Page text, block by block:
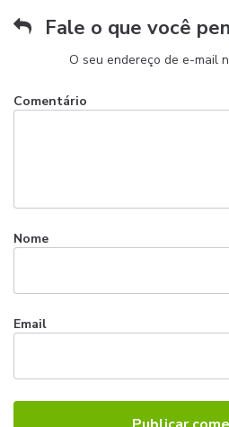
Fale o que você
O seu endereço de e-mail
Nome
Email
Comentário